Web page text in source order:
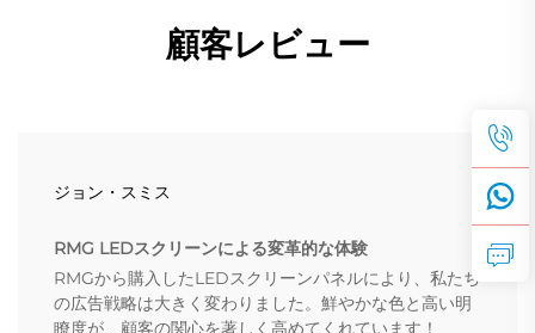
顧客レビュー
ジョン・スミス
RMG LEDスクリーンによる変革的な体験
RMGから購入したLEDスクリーンパネルにより、私たち
の広告戦略は大きく変わりました。鮮やかな色と高い明
瞭度が、顧客の関心を著しく高めてくれています！